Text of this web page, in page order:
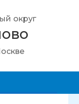
округ